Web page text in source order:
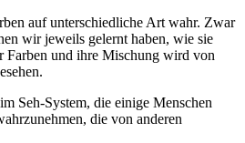
auf unterschiedliche Art wahr. Zwar
wir jeweils gelernt haben, wie sie
Farben und ihre Mischung wird von
Seh-System, die einige Menschen
die von anderen